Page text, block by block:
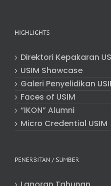
HIGHLIGHTS
Direktori Kepakaran
USIM Showcase
Galeri Penyelidikan
Faces of USIM
“IKON” Alumni
Micro Credential USIM
PENERBITAN / SUMBER